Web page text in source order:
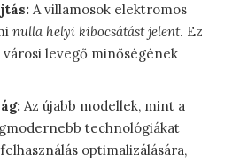
A villamosok elektromos
nulla helyi kibocsátást jelent. Ez
levegő minőségének
Az újabb modellek, mint a
technológiákat
optimalizálására,